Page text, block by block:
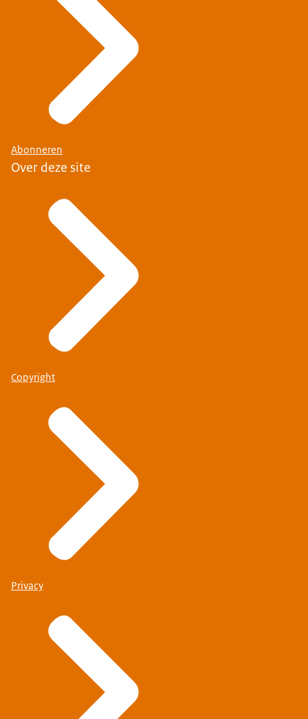
Abonneren
Over deze site
Copyright
Privacy